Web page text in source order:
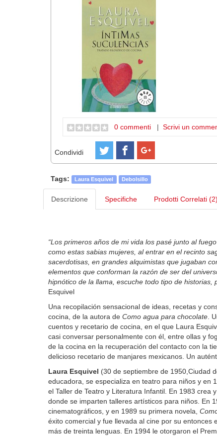
0 commenti | Scrivi un
Condividi
Tags: Laura Esquivel Debolsillo
Descrizione Specifiche Prodotti Correlati (2)
“Los primeros años de mi vida los pasé junto al
como estas sabias mujeres, al entrar en el recinto
sacerdotisas, en grandes alquimistas que jugaban
elementos que conforman la razón de ser del
hipnótico de la llama, escuche todo tipo de historias,
Esquivel
Una recopilación sensacional de ideas, recetas y
cocina, de la autora de Como agua para chocolate.
cuentos y recetario de cocina, en el que Laura
casi conversar personalmente con él, entre ollas y
de la cocina en la recuperación del contacto con la
delicioso recetario de manjares mexicanos. Un
Laura Esquivel (30 de septiembre de 1950,Ciudad
educadora, se especializa en teatro para niños y en
el Taller de Teatro y Literatura Infantil. En 1983 crea
donde se imparten talleres artísticos para niños. En
cinematográficos, y en 1989 su primera novela,
éxito comercial y fue llevada al cine por su entonces
más de treinta lenguas. En 1994 le otorgaron el